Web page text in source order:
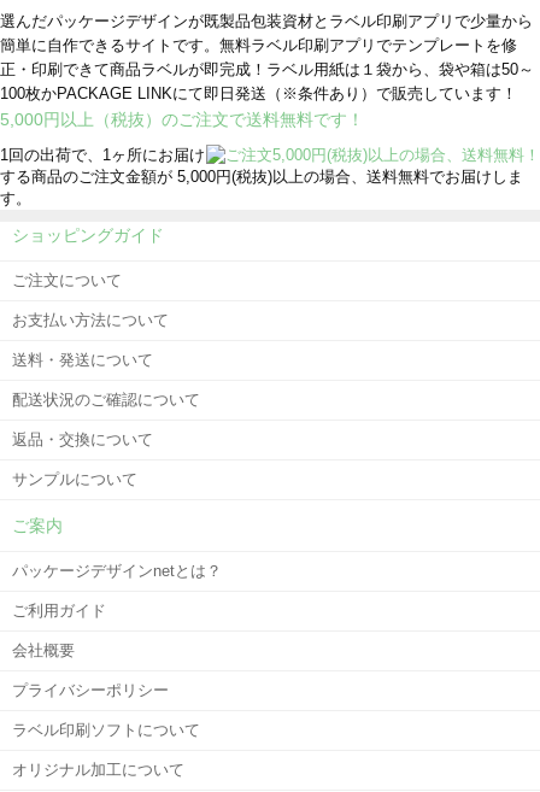
選んだパッケージデザインが既製品包装資材とラベル印刷アプリで少量から
簡単に自作できるサイトです。無料ラベル印刷アプリでテンプレートを修
正・印刷できて商品ラベルが即完成！ラベル用紙は１袋から、袋や箱は50～
100枚かPACKAGE LINKにて即日発送 （※条件あり） で販売しています！
5,000円以上（税抜）のご注文で送料無料です！
1回の出荷で、1ヶ所にお届け
する商品のご注文金額が 5,000円(税抜)以上の場合、送料無料でお届けしま
す。
ショッピングガイド
ご注文について
お支払い方法について
送料・発送について
配送状況のご確認について
返品・交換について
サンプルについて
ご案内
パッケージデザインnetとは？
ご利用ガイド
会社概要
プライバシーポリシー
ラベル印刷ソフトについて
オリジナル加工について